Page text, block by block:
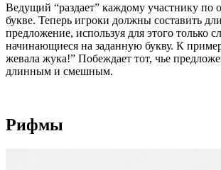
Ведущий “раздает” каждому участнику по
букве. Теперь игроки должны составить
предложение, используя для этого только
начинающиеся на заданную букву. К
жевала жука!” Побеждает тот, чье
длинным и смешным.
Рифмы